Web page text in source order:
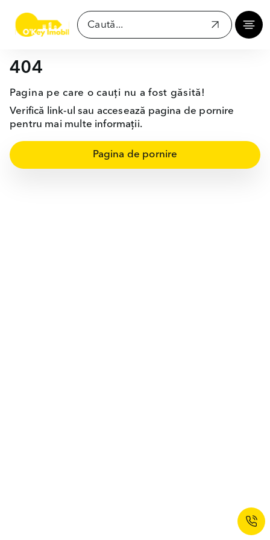
404
Pagina pe care o cauți nu a fost găsită!
Verifică link-ul sau accesează pagina de pornire
pentru mai multe informații.
Pagina de pornire